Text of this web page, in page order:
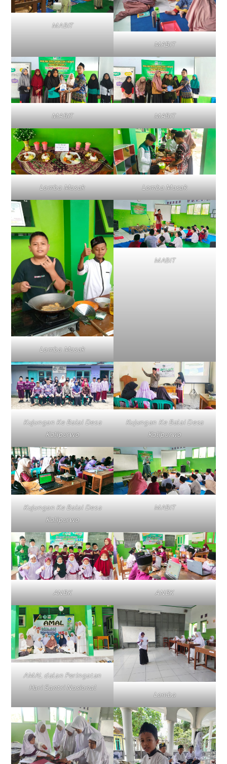
MABIT
MABIT
MABIT MABIT
Lomba Masak Lomba Masak
Lomba Masak
MABIT
Kujungan Ke Balai Desa
Kalipurwo
Kujungan Ke Balai Desa
Kalipurwo
Kujungan Ke Balai Desa
Kalipurwo
MABIT
ANBK ANBK
AMAL dalan Peringatan
Hari Santri Nasional
Lomba